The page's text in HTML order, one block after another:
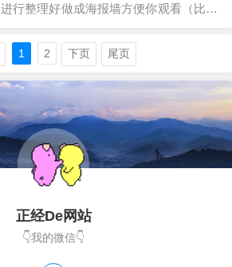
进行整理好做成海报墙方便你观看（比如
是你NAS里面有电影或电视剧。如果你
这个套件是没有用的，找电影资源的方法
不在本教程之内。视频教程：哔哩哔哩
（群晖…
1 2 下页 尾页
正经De网站
👇我的微信👇